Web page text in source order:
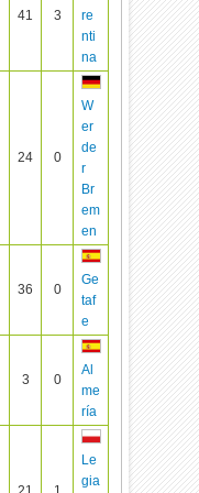
41 3
re
nti
na
24 0
W
er
de
r
Br
em
en
36 0
Ge
taf
e
3 0
Al
me
ría
Le
gia